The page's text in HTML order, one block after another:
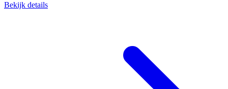
Bekijk details